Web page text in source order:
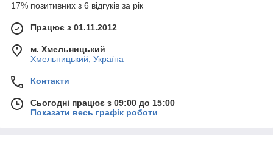
17% позитивних з 6 відгуків за рік
Працює з 01.11.2012
м. Хмельницький
Хмельницький, Україна
Контакти
Сьогодні працює з 09:00 до 15:00
Показати весь графік роботи